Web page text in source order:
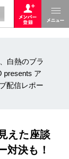
白熱のブラ
presents ア
配信レポー
えた座談
対決も！